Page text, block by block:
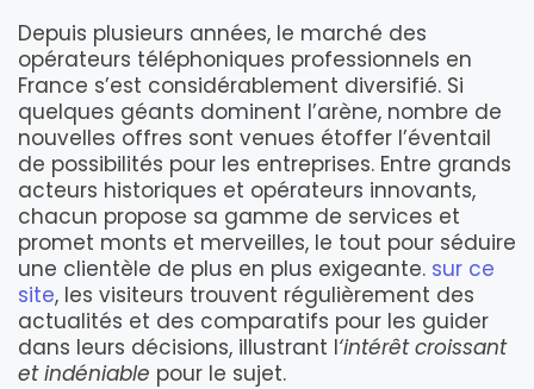
Depuis plusieurs années, le marché des
opérateurs téléphoniques professionnels en
France s’est considérablement diversifié. Si
quelques géants dominent l’arène, nombre de
nouvelles offres sont venues étoffer l’éventail
de possibilités pour les entreprises. Entre grands
acteurs historiques et opérateurs innovants,
chacun propose sa gamme de services et
promet monts et merveilles, le tout pour séduire
une clientèle de plus en plus exigeante. sur ce
site, les visiteurs trouvent régulièrement des
actualités et des comparatifs pour les guider
dans leurs décisions, illustrant l‘intérêt croissant
et indéniable pour le sujet.